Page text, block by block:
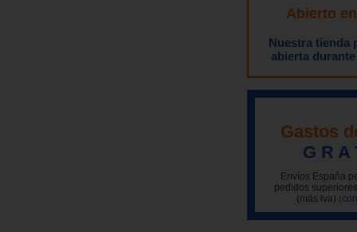
Abierto
Nuestra tienda
abierta
Gastos
G R A
Envíos España
pedidos
(más iva)